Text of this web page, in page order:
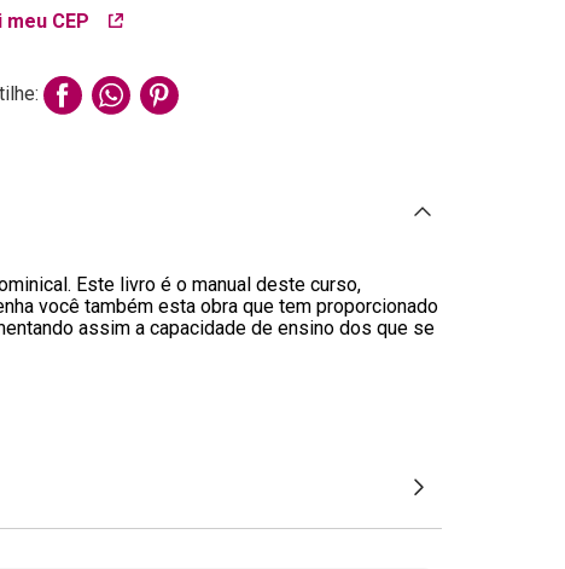
meu CEP
Este livro é o manual deste curso,
você também esta obra que tem proporcionado
assim a capacidade de ensino dos que se